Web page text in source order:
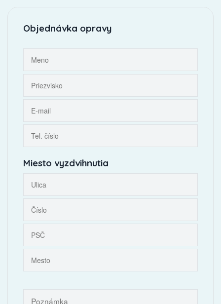
Objednávka opravy
Miesto vyzdvihnutia